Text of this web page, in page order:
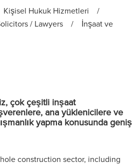
Kişisel Hukuk Hizmetleri
/
/ Lawyers
/
İnşaat ve
çok çeşitli inşaat
ana yüklenicilere ve
yapma konusunda geniş
construction sector, including